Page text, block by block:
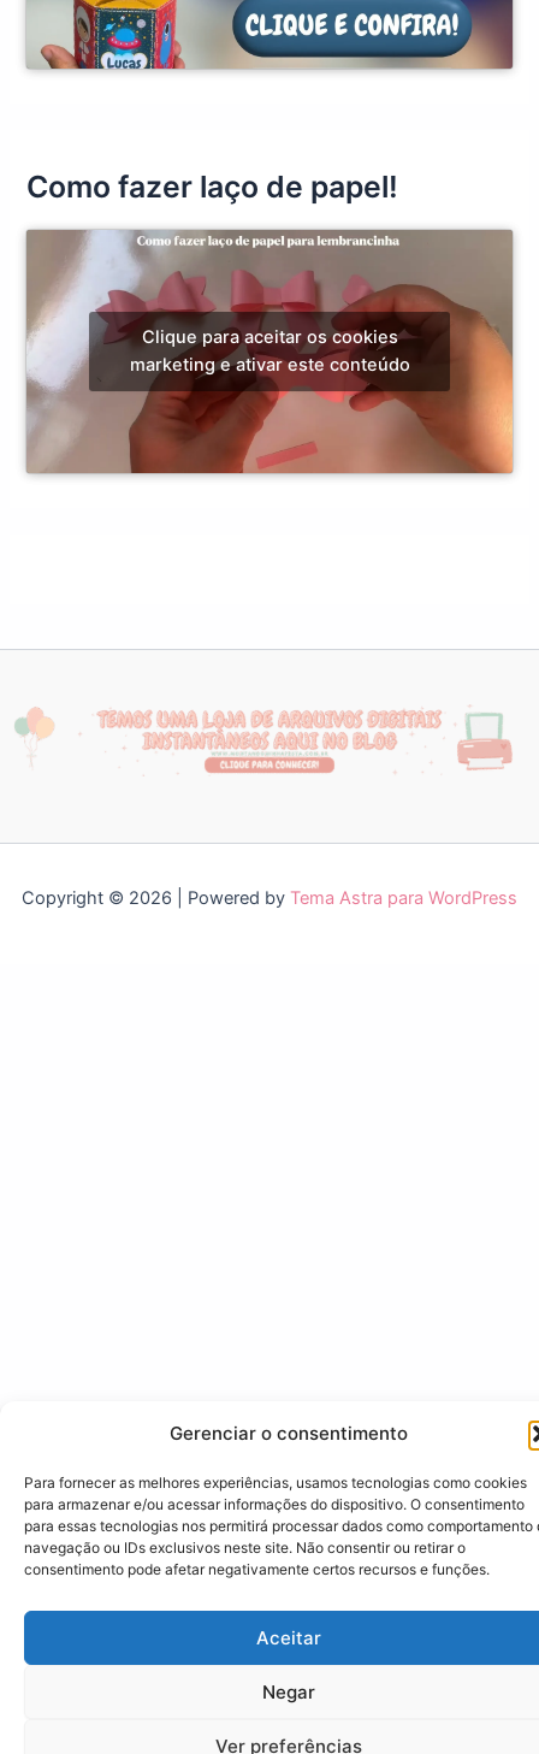
Gerenciar o consentimento
Para fornecer as melhores experiências, usamos tecnologias como cookies
para armazenar e/ou acessar informações do dispositivo. O consentimento
para essas tecnologias nos permitirá processar dados como comportamento
navegação ou IDs exclusivos neste site. Não consentir ou retirar o
consentimento pode afetar negativamente certos recursos e funções.
Aceitar
Negar
Ver preferências
Como fazer laço de papel!
Clique para aceitar os cookies
marketing e ativar este conteúdo
Copyright © 2026 | Powered by Tema Astra para WordPress